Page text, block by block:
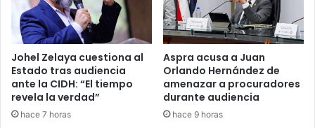
Johel Zelaya cuestiona al
Estado tras audiencia
ante la CIDH: “El tiempo
revela la verdad”
hace 7 horas
Aspra acusa a Juan
Orlando Hernández de
amenazar a procuradores
durante audiencia
hace 9 horas